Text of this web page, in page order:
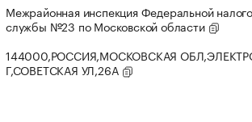
Межрайонная инспекция Федеральной
службы №23 по Московской области
144000,РОССИЯ,МОСКОВСКАЯ
Г,СОВЕТСКАЯ УЛ,26А